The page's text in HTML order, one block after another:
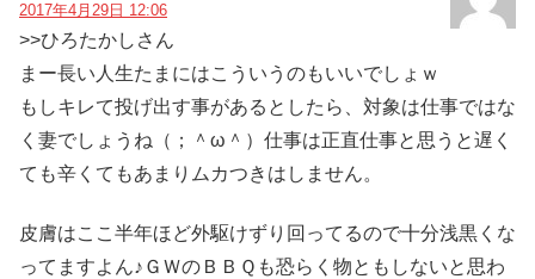
2017年4月29日 12:06
>>ひろたかしさん
まー長い人生たまにはこういうのもいいでしょｗ
もしキレて投げ出す事があるとしたら、対象は仕事ではな
く妻でしょうね（；＾ω＾）仕事は正直仕事と思うと遅く
ても辛くてもあまりムカつきはしません。
皮膚はここ半年ほど外駆けずり回ってるので十分浅黒くな
ってますよん♪ＧＷのＢＢＱも恐らく物ともしないと思わ